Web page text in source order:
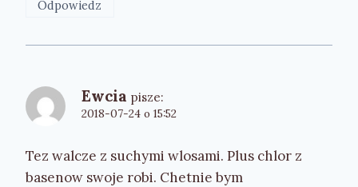
Odpowiedz
Ewcia pisze:
2018-07-24 o 15:52
Tez walcze z suchymi wlosami. Plus chlor z
basenow swoje robi. Chetnie bym